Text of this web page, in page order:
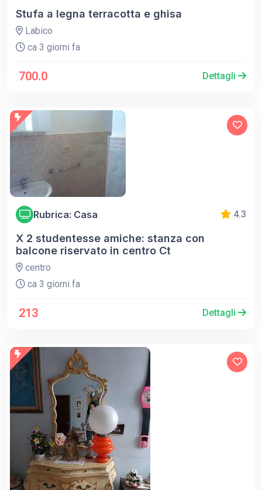
Stufa a legna terracotta e ghisa
Labico
ca 3 giorni fa
700.0 Dettagli
Rubrica: Casa 4.3
X 2 studentesse amiche: stanza con
balcone riservato in centro Ct
centro
ca 3 giorni fa
213 Dettagli